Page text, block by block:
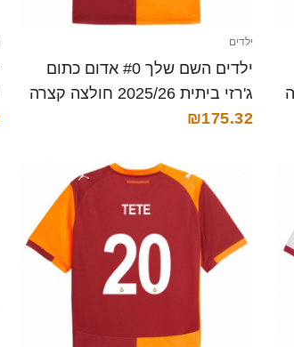
ילדים
ילדים השם שלך #0 אדום כתום
ג'רזי ביתית 2025/26 חולצה קצרה
₪175.32